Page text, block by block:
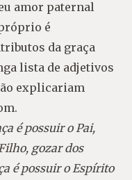
amor paternal
é
da graça
lista de adjetivos
explicariam
é possuir o Pai,
gozar dos
é possuir o Espírito